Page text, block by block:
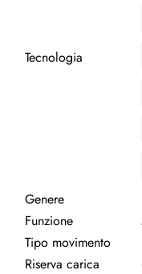
Tecnologia
Genere
Funzione
Tipo movimento
Riserva carica